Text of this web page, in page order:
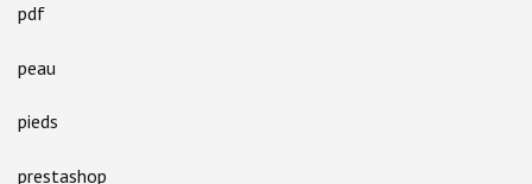
pdf
peau
pieds
prestashop